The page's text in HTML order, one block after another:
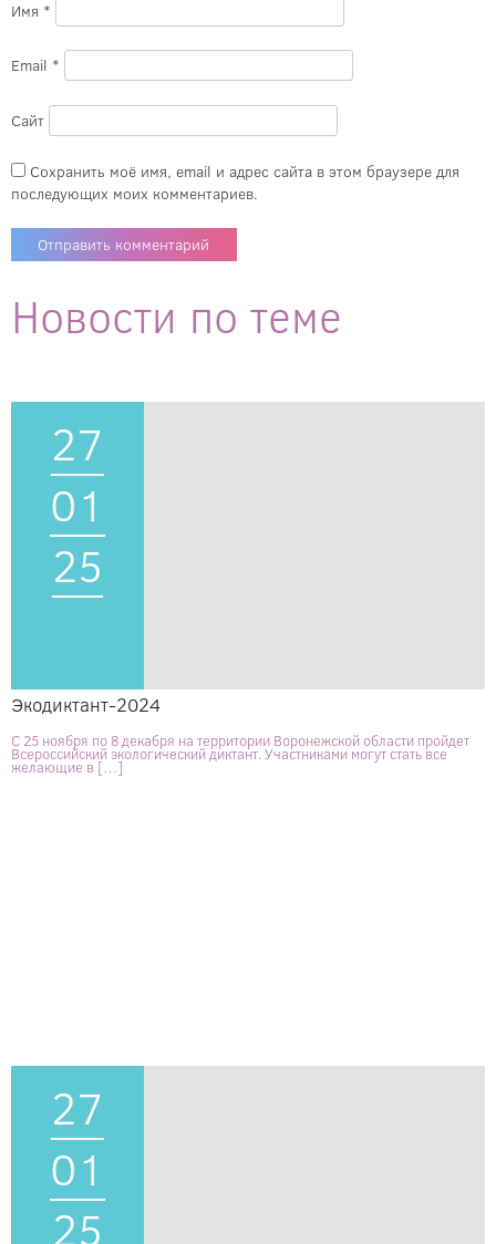
Имя *
Email *
Сайт
Сохранить моё имя, email и адрес сайта в этом браузере для
последующих моих комментариев.
Новости по теме
27
01
25
Экодиктант-2024
С 25 ноября по 8 декабря на территории Воронежской области пройдет
Всероссийский экологический диктант. Участниками могут стать все
желающие в […]
27
01
25